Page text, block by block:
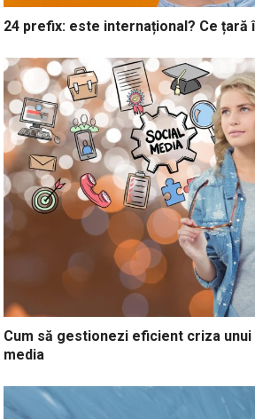
24 prefix: este internațional? Ce țară
Cum să gestionezi eficient criza unui
media